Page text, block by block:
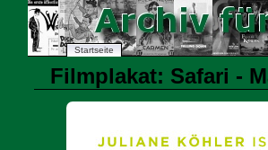
Startseite
Filmplakat: Safari -